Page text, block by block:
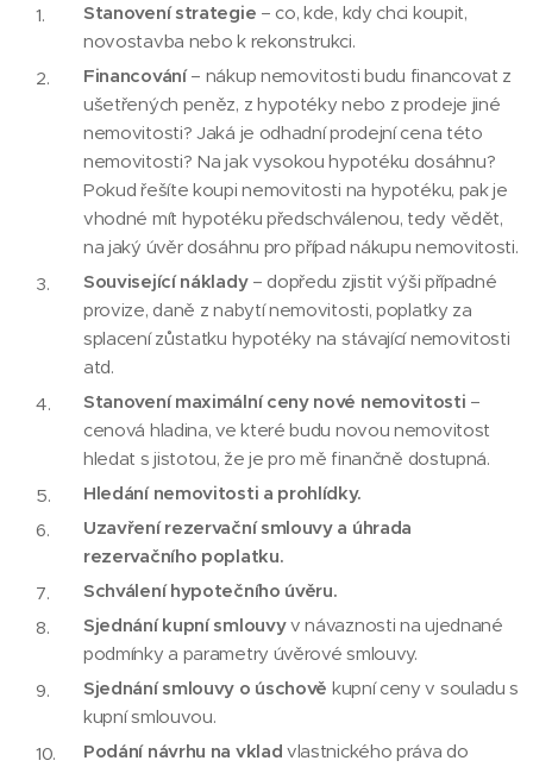
Stanovení strategie – co, kde, kdy chci koupit,
novostavba nebo k rekonstrukci.
Financování– nákup nemovitosti budu financovat z
ušetřených peněz, z hypotéky nebo z prodeje jiné
nemovitosti? Jaká je odhadní prodejní cena této
nemovitosti? Na jak vysokou hypotéku dosáhnu?
Pokud řešíte koupi nemovitosti na hypotéku, pak je
vhodné mít hypotéku předschválenou, tedy vědět,
na jaký úvěr dosáhnu pro případ nákupu nemovitosti.
Související náklady– dopředu zjistit výši případné
provize, daně z nabytí nemovitosti, poplatky za
splacení zůstatku hypotéky na stávající nemovitosti
atd.
Stanovení maximální ceny nové nemovitosti –
cenová hladina, ve které budu novou nemovitost
hledat s jistotou, že je pro mě finančně dostupná.
Hledání nemovitosti a prohlídky.
Uzavření rezervační smlouvy a úhrada
rezervačního poplatku.
Schválení hypotečního úvěru.
Sjednání kupní smlouvyv návaznosti na ujednané
podmínky a parametry úvěrové smlouvy.
Sjednání smlouvy o úschově kupní ceny v souladu s
kupní smlouvou.
Podání návrhu na vklad vlastnického práva do